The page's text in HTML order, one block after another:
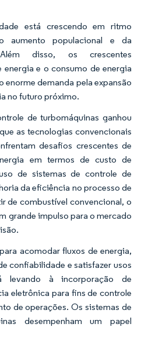
está crescendo em ritmo
aumento populacional e da
disso, os crescentes
e o consumo de energia
enorme demanda pela expansão
no futuro próximo.
de turbomáquinas ganhou
as tecnologias convencionais
desafios crescentes de
em termos de custo de
de sistemas de controle de
da eficiência no processo de
de combustível convencional, o
grande impulso para o mercado
acomodar fluxos de energia,
confiabilidade e satisfazer usos
levando à incorporação de
eletrônica para fins de controle
de operações. Os sistemas de
desempenham um papel